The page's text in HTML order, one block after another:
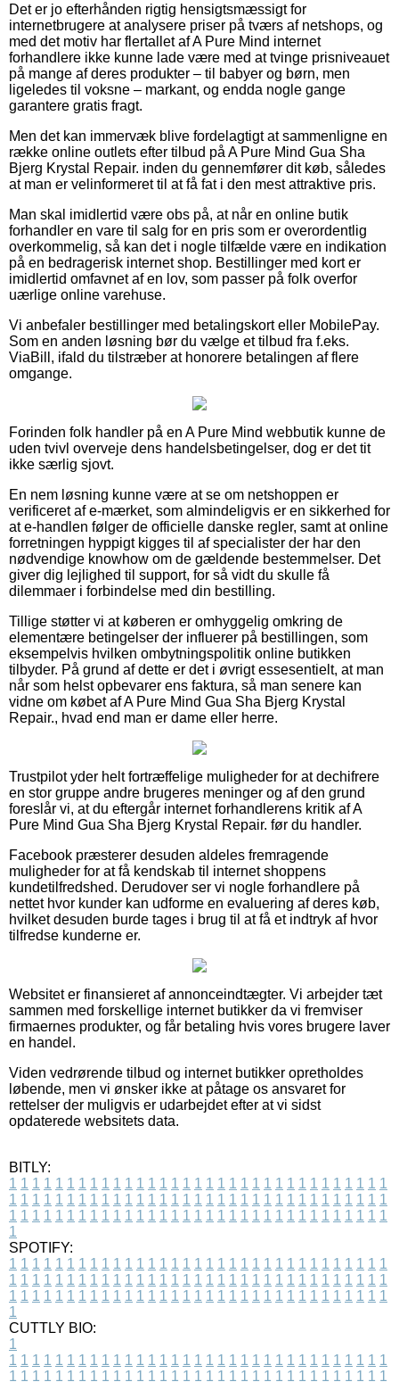
Det er jo efterhånden rigtig hensigtsmæssigt for
internetbrugere at analysere priser på tværs af netshops, og
med det motiv har flertallet af A Pure Mind internet
forhandlere ikke kunne lade være med at tvinge prisniveauet
på mange af deres produkter – til babyer og børn, men
ligeledes til voksne – markant, og endda nogle gange
garantere gratis fragt.
Men det kan immervæk blive fordelagtigt at sammenligne en
række online outlets efter tilbud på A Pure Mind Gua Sha
Bjerg Krystal Repair. inden du gennemfører dit køb, således
at man er velinformeret til at få fat i den mest attraktive pris.
Man skal imidlertid være obs på, at når en online butik
forhandler en vare til salg for en pris som er overordentlig
overkommelig, så kan det i nogle tilfælde være en indikation
på en bedragerisk internet shop. Bestillinger med kort er
imidlertid omfavnet af en lov, som passer på folk overfor
uærlige online varehuse.
Vi anbefaler bestillinger med betalingskort eller MobilePay.
Som en anden løsning bør du vælge et tilbud fra f.eks.
ViaBill, ifald du tilstræber at honorere betalingen af flere
omgange.
Forinden folk handler på en A Pure Mind webbutik kunne de
uden tvivl overveje dens handelsbetingelser, dog er det tit
ikke særlig sjovt.
En nem løsning kunne være at se om netshoppen er
verificeret af e-mærket, som almindeligvis er en sikkerhed for
at e-handlen følger de officielle danske regler, samt at online
forretningen hyppigt kigges til af specialister der har den
nødvendige knowhow om de gældende bestemmelser. Det
giver dig lejlighed til support, for så vidt du skulle få
dilemmaer i forbindelse med din bestilling.
Tillige støtter vi at køberen er omhyggelig omkring de
elementære betingelser der influerer på bestillingen, som
eksempelvis hvilken ombytningspolitik online butikken
tilbyder. På grund af dette er det i øvrigt essesentielt, at man
når som helst opbevarer ens faktura, så man senere kan
vidne om købet af A Pure Mind Gua Sha Bjerg Krystal
Repair., hvad end man er dame eller herre.
Trustpilot yder helt fortræffelige muligheder for at dechifrere
en stor gruppe andre brugeres meninger og af den grund
foreslår vi, at du eftergår internet forhandlerens kritik af A
Pure Mind Gua Sha Bjerg Krystal Repair. før du handler.
Facebook præsterer desuden aldeles fremragende
muligheder for at få kendskab til internet shoppens
kundetilfredshed. Derudover ser vi nogle forhandlere på
nettet hvor kunder kan udforme en evaluering af deres køb,
hvilket desuden burde tages i brug til at få et indtryk af hvor
tilfredse kunderne er.
Websitet er finansieret af annonceindtægter. Vi arbejder tæt
sammen med forskellige internet butikker da vi fremviser
firmaernes produkter, og får betaling hvis vores brugere laver
en handel.
Viden vedrørende tilbud og internet butikker opretholdes
løbende, men vi ønsker ikke at påtage os ansvaret for
rettelser der muligvis er udarbejdet efter at vi sidst
opdaterede websitets data.
BITLY:
1 1 1 1 1 1 1 1 1 1 1 1 1 1 1 1 1 1 1 1 1 1 1 1 1 1 1 1 1 1 1 1 1
1 1 1 1 1 1 1 1 1 1 1 1 1 1 1 1 1 1 1 1 1 1 1 1 1 1 1 1 1 1 1 1 1
1 1 1 1 1 1 1 1 1 1 1 1 1 1 1 1 1 1 1 1 1 1 1 1 1 1 1 1 1 1 1 1 1
1
SPOTIFY:
1 1 1 1 1 1 1 1 1 1 1 1 1 1 1 1 1 1 1 1 1 1 1 1 1 1 1 1 1 1 1 1 1
1 1 1 1 1 1 1 1 1 1 1 1 1 1 1 1 1 1 1 1 1 1 1 1 1 1 1 1 1 1 1 1 1
1 1 1 1 1 1 1 1 1 1 1 1 1 1 1 1 1 1 1 1 1 1 1 1 1 1 1 1 1 1 1 1 1
1
CUTTLY BIO:
1
1 1 1 1 1 1 1 1 1 1 1 1 1 1 1 1 1 1 1 1 1 1 1 1 1 1 1 1 1 1 1 1 1
1 1 1 1 1 1 1 1 1 1 1 1 1 1 1 1 1 1 1 1 1 1 1 1 1 1 1 1 1 1 1 1 1